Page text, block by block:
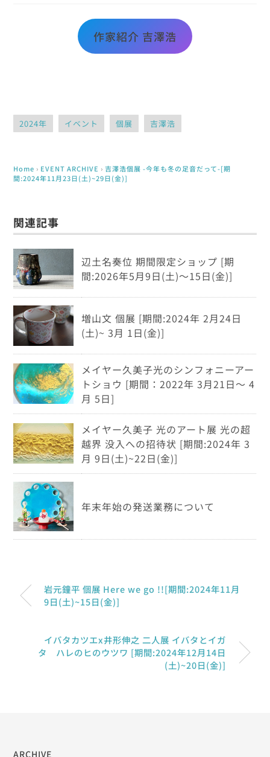
作家紹介 吉澤浩
2024年 イベント 個展 吉澤浩
Home › EVENT ARCHIVE ›吉澤浩個展 -今年も冬の足音だって-[期
間:2024年11月23日(土)~29日(金)]
関連記事
辺土名奏位 期間限定ショップ [期
間:2026年5月9日(土)～15日(金)]
増山文 個展 [期間:2024年 2月24日
(土)~ 3月 1日(金)]
メイヤー久美子光のシンフォニーアー
トショウ [期間：2022年 3月21日～ 4
月 5日]
メイヤー久美子 光のアート展 光の超
越界 没入への招待状 [期間:2024年 3
月 9日(土)~22日(金)]
年末年始の発送業務について
岩元鐘平 個展 Here we go !![期間:2024年11月
9日(土)~15日(金)]
イバタカツエx井形伸之 二人展 イバタとイガ
タ ハレのヒのウツワ [期間:2024年12月14日
(土)~20日(金)]
ARCHIVE